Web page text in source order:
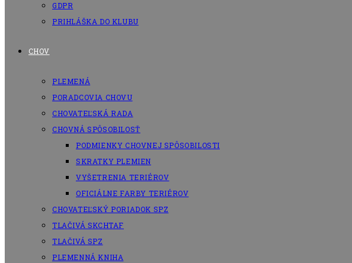
GDPR
PRIHLÁŠKA DO KLUBU
CHOV
PLEMENÁ
PORADCOVIA CHOVU
CHOVATEĽSKÁ RADA
CHOVNÁ SPÔSOBILOSŤ
PODMIENKY CHOVNEJ SPÔSOBILOSTI
SKRATKY PLEMIEN
VYŠETRENIA TERIÉROV
OFICIÁLNE FARBY TERIÉROV
CHOVATEĽSKÝ PORIADOK SPZ
TLAČIVÁ SKCHTAF
TLAČIVÁ SPZ
PLEMENNÁ KNIHA